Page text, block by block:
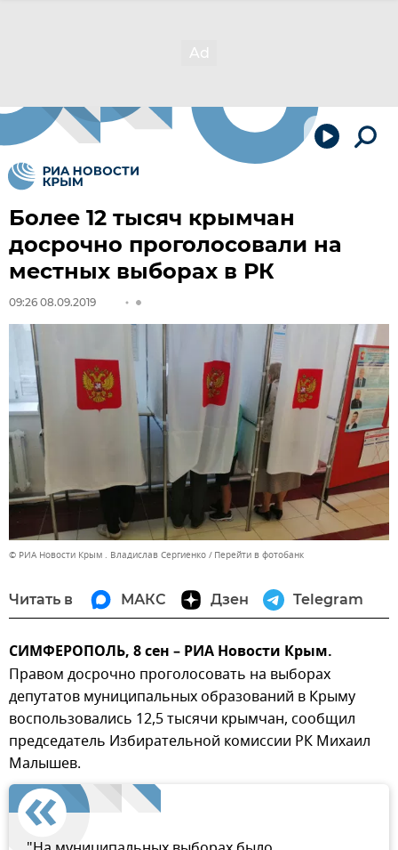
Более 12 тысяч крымчан
досрочно проголосовали на
местных выборах в РК
09:26 08.09.2019
© РИА Новости Крым . Владислав Сергиенко Перейти в фотобанк
Читать в МАКС Дзен Telegram
СИМФЕРОПОЛЬ, 8 сен – РИА Новости Крым.
Правом досрочно проголосовать на выборах
депутатов муниципальных образований в Крыму
воспользовались 12,5 тысячи крымчан, сообщил
председатель Избирательной комиссии РК Михаил
Малышев.